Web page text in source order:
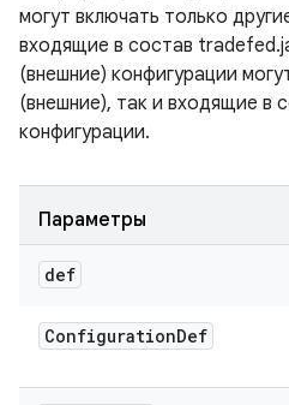
могут включать только
входящие в состав
(внешние) конфигурации
(внешние), так и входящие в
конфигурации.
Параметры
def
ConfigurationDef